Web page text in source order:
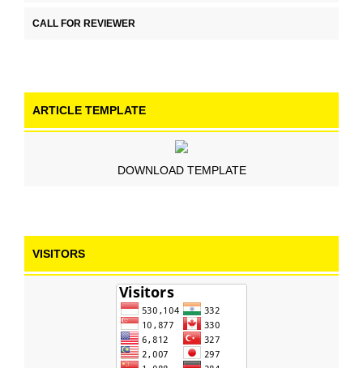
CALL FOR REVIEWER
ARTICLE TEMPLATE
DOWNLOAD TEMPLATE
VISITORS